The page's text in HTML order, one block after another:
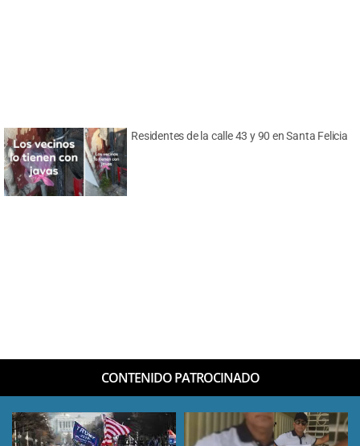
Residentes de la calle 43 y 90 en Santa Felicia
CONTENIDO PATROCINADO